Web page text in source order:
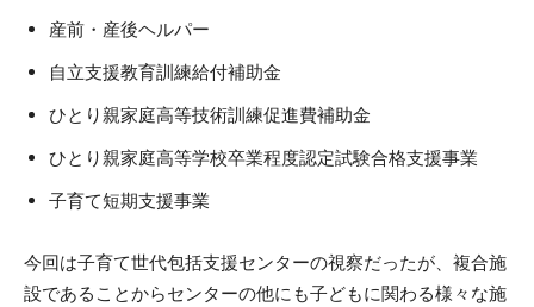
産前・産後ヘルパー
自立支援教育訓練給付補助金
ひとり親家庭高等技術訓練促進費補助金
ひとり親家庭高等学校卒業程度認定試験合格支援事業
子育て短期支援事業
今回は子育て世代包括支援センターの視察だったが、複合施
設であることからセンターの他にも子どもに関わる様々な施